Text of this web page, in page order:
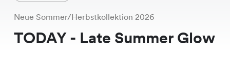
Neue Sommer/Herbstkollektion 2026
TODAY - Late Summer Glow